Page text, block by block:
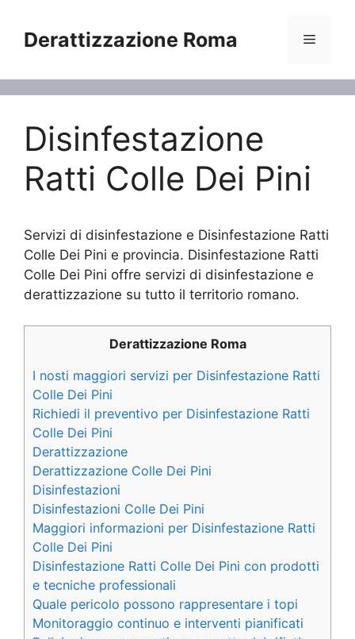
contenuto
Derattizzazione Roma Menu
Disinfestazione
Ratti Colle Dei Pini
Servizi di disinfestazione e Disinfestazione Ratti
Colle Dei Pini e provincia. Disinfestazione Ratti
Colle Dei Pini offre servizi di disinfestazione e
derattizzazione su tutto il territorio romano.
Derattizzazione Roma
I nosti maggiori servizi per Disinfestazione Ratti
Colle Dei Pini
Richiedi il preventivo per Disinfestazione Ratti
Colle Dei Pini
Derattizzazione
Derattizzazione Colle Dei Pini
Disinfestazioni
Disinfestazioni Colle Dei Pini
Maggiori informazioni per Disinfestazione Ratti
Colle Dei Pini
Disinfestazione Ratti Colle Dei Pini con prodotti
e tecniche professionali
Quale pericolo possono rappresentare i topi
Monitoraggio continuo e interventi pianificati